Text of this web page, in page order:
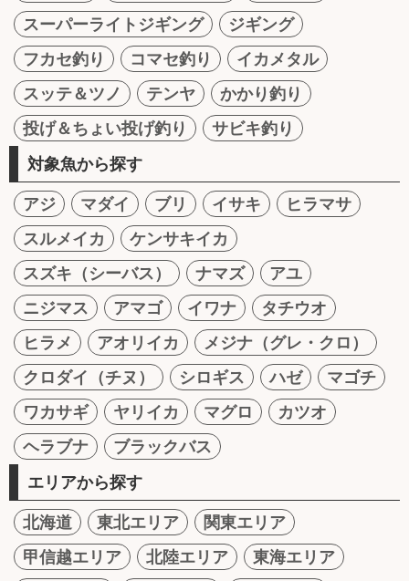
スーパーライトジギング
ジギング
フカセ釣り
コマセ釣り
イカメタル
スッテ＆ツノ
テンヤ
かかり釣り
投げ＆ちょい投げ釣り
サビキ釣り
対象魚から探す
アジ マダイ ブリ イサキ
ヒラマサ
スルメイカ
ケンサキイカ
スズキ（シーバス）
ナマズ
アユ
ニジマス
アマゴ イワナ
タチウオ
ヒラメ
アオリイカ
メジナ（グレ・クロ）
クロダイ（チヌ）
シロギス ハゼ
マゴチ
ワカサギ
ヤリイカ マグロ
カツオ
ヘラブナ
ブラックバス
エリアから探す
北海道 東北エリア
関東エリア
甲信越エリア
北陸エリア
東海エリア